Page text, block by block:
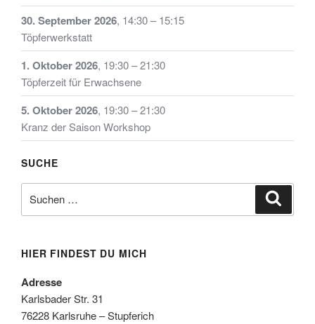
30. September 2026, 14:30– 15:15
Töpferwerkstatt
1. Oktober 2026, 19:30–21:30
Töpferzeit für Erwachsene
5. Oktober 2026, 19:30–21:30
Kranz der Saison Workshop
SUCHE
nach:
HIER FINDEST DU MICH
Adresse
Karlsbader Str. 31
76228 Karlsruhe – Stupferich